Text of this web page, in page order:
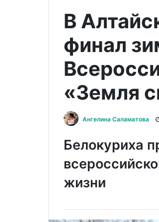
В
финал
«Земля
Ангелина Саламатова
Белокуриха
жизни